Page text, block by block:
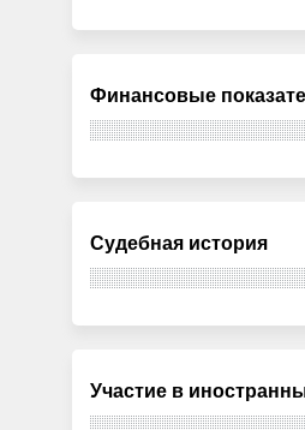
Финансовые
Судебная история
Участие в